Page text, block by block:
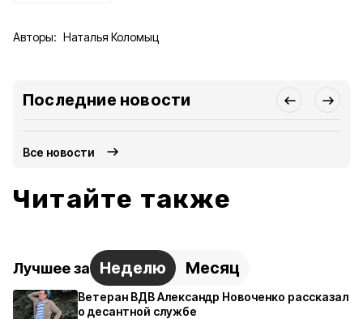
Авторы: Наталья Коломыц
Последние новости
Все новости
Читайте также
Лучшее за Неделю Месяц
Ветеран ВДВ Александр Новоченко рассказал
о десантной службе